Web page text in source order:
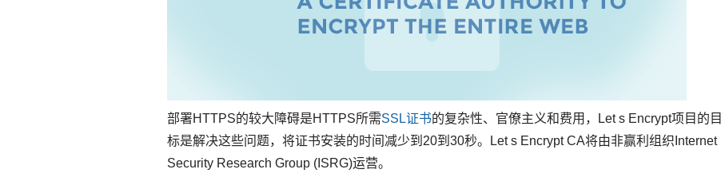
部署HTTPS的较大障碍是HTTPS所需SSL证书的复杂性、官僚主义和费用，Let s Encrypt项目的目
标是解决这些问题，将证书安装的时间减少到20到30秒。Let s Encrypt CA将由非赢利组织Internet
Security Research Group (ISRG)运营。